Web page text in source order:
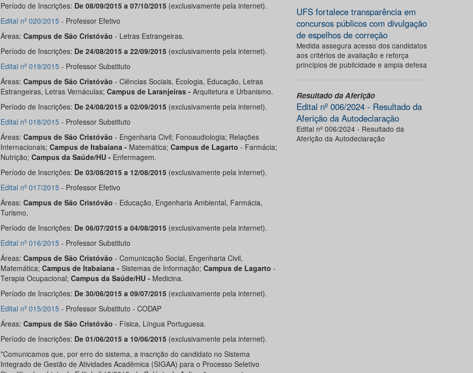
Período de Inscrições: De 08/09/2015 a 07/10/2015 (exclusivamente pela internet).
Edital nº 020/2015 - Professor Efetivo
Áreas: Campus de São Cristóvão - Letras Estrangeiras.
Período de Inscrições: De 24/08/2015 a 22/09/2015 (exclusivamente pela internet).
Edital nº 019/2015 - Professor Substituto
Áreas: Campus de São Cristóvão - Ciências Sociais, Ecologia, Educação, Letras
Estrangeiras, Letras Vernáculas; Campus de Laranjeiras - Arquitetura e Urbanismo.
Período de Inscrições: De 24/08/2015 a 02/09/2015 (exclusivamente pela internet).
Edital nº 018/2015 - Professor Substituto
Áreas: Campus de São Cristóvão - Engenharia Civil; Fonoaudiologia; Relações
Internacionais; Campus de Itabaiana - Matemática; Campus de Lagarto - Farmácia;
Nutrição; Campus da Saúde/HU - Enfermagem.
Período de Inscrições: De 03/08/2015 a 12/08/2015 (exclusivamente pela internet).
Edital nº 017/2015 - Professor Efetivo
Áreas: Campus de São Cristóvão - Educação, Engenharia Ambiental, Farmácia,
Turismo.
Período de Inscrições: De 06/07/2015 a 04/08/2015 (exclusivamente pela internet).
Edital nº 016/2015 - Professor Substituto
Áreas: Campus de São Cristóvão - Comunicação Social, Engenharia Civil,
Matemática; Campus de Itabaiana - Sistemas de Informação; Campus de Lagarto -
Terapia Ocupacional; Campus da Saúde/HU - Medicina.
Período de Inscrições: De 30/06/2015 a 09/07/2015 (exclusivamente pela internet).
Edital nº 015/2015 - Professor Substituto - CODAP
Áreas: Campus de São Cristóvão - Física, Língua Portuguesa.
Período de Inscrições: De 01/06/2015 a 10/06/2015 (exclusivamente pela internet).
*Comunicamos que, por erro do sistema, a inscrição do candidato no Sistema
Integrado de Gestão de Atividades Acadêmica (SIGAA) para o Processo Seletivo
UFS fortalece transparência em
concursos públicos com divulgação
de espelhos de correção
Medida assegura acesso dos candidatos
aos critérios de avaliação e reforça
princípios de publicidade e ampla defesa
Resultado da Aferição
Edital nº 006/2024 - Resultado da
Aferição da Autodeclaração
Edital nº 006/2024 - Resultado da
Aferição da Autodeclaração